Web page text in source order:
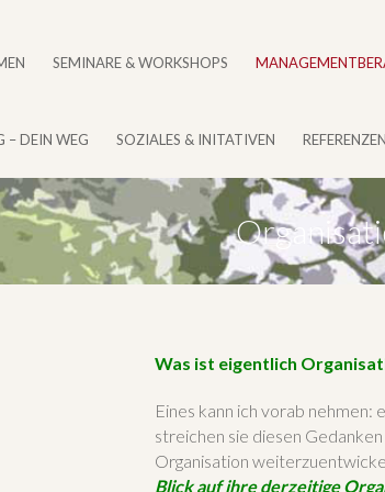
SEMINARE & WORKSHOPS
– DEIN WEG SOZIALES & INITATIVEN REFERENZEN
Was ist eigentlich
Eines kann ich vorab nehmen:
streichen sie diesen
Organisation
Blick auf ihre derzeitige